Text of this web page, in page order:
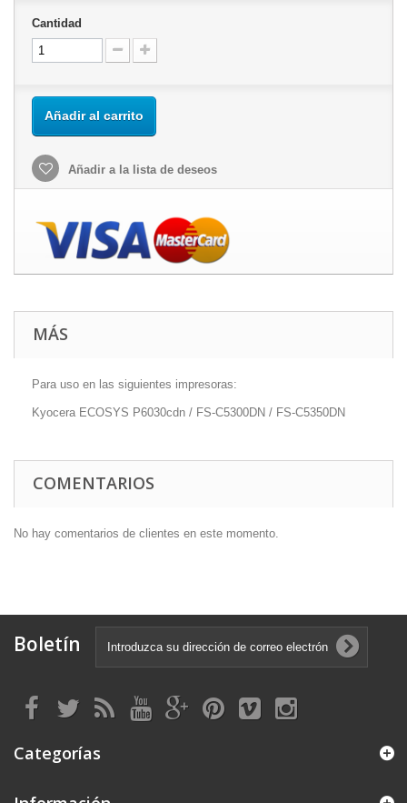
Cantidad
Añadir al carrito
Añadir a la lista de deseos
MÁS
Para uso en las siguientes impresoras:
Kyocera ECOSYS P6030cdn / FS-C5300DN / FS-C5350DN
COMENTARIOS
No hay comentarios de clientes en este momento.
Boletín
Categorías